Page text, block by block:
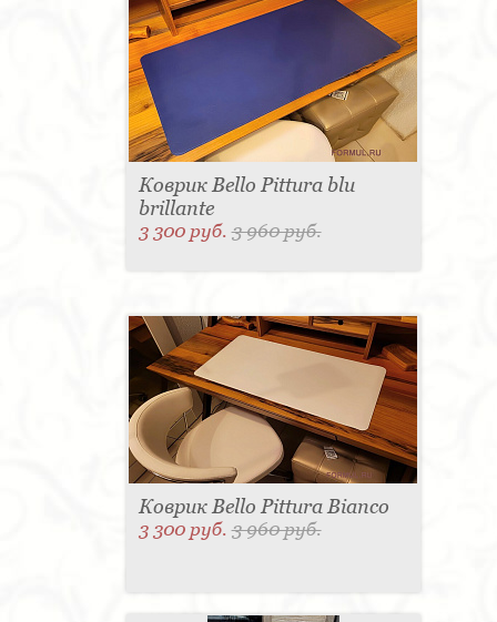
Коврик Bello Pittura blu
brillante
3 300 руб.3 960 руб.
Коврик Bello Pittura Bianco
3 300 руб.3 960 руб.